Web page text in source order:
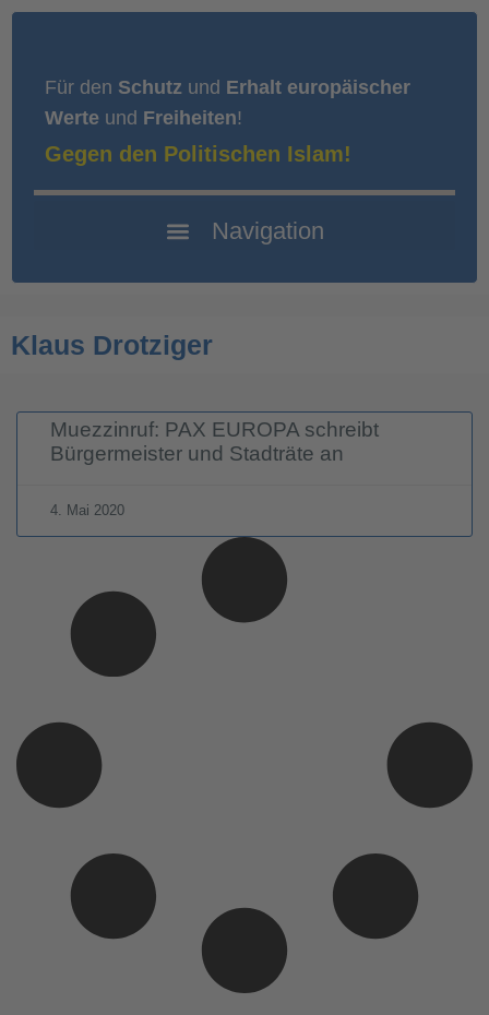
Für den Schutz und Erhalt europäischer
Werte und Freiheiten!
Gegen den Politischen Islam!
Klaus Drotziger
Muezzinruf: PAX EUROPA schreibt
Bürgermeister und Stadträte an
4. Mai 2020